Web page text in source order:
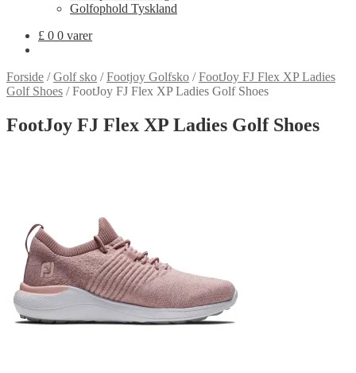
Golfophold Tyskland
£ 0 0 varer
Forside /Golf sko /Footjoy Golfsko /FootJoy FJ Flex XP Ladies
Golf Shoes /FootJoy FJ Flex XP Ladies Golf Shoes
FootJoy FJ Flex XP Ladies Golf Shoes